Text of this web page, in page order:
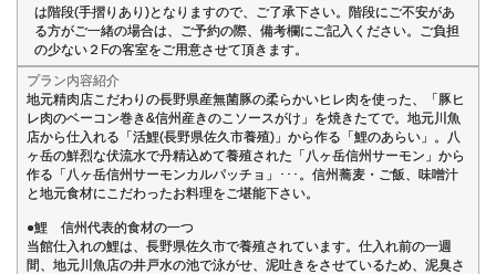
は階段(手摺りあり)となりますので、ご了承下さい。階段にご不安があ
る方がご一緒の場合は、ご予約の際、備考欄にご記入ください。ご負担
の少ない２Fの客室をご用意させて頂きます。
プラン内容紹介
地元精肉店こだわりの長野県産無菌豚の柔らかいヒレ肉を使った、「豚ヒ
レ肉のベーコン巻き&信州産きのこソースがけ」を焼きたてで。地元川魚
店から仕入れる「活鯉(長野県佐久市養殖)」から作る「鯉のあらい」。八
ヶ岳の鮮烈な伏流水で丹精込めて養殖された「八ヶ岳信州サーモン」から
作る「八ヶ岳信州サーモンカルパッチョ」･･･。信州蕎麦・ご飯、味噌汁
と地元食材にこだわったお料理をご堪能下さい。
●鯉 信州代表的食材の一つ
当館仕入れの鯉は、長野県佐久市で養殖されています。仕入れ前の一週
間、地元川魚店の井戸水の池で泳がせ、泥吐きをさせているため、泥臭さ